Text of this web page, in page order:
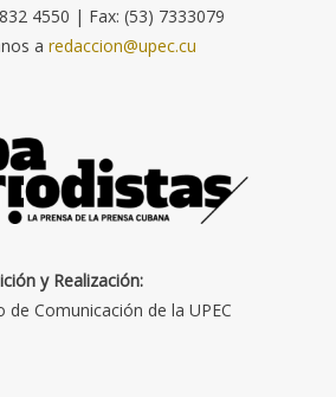
4550 | Fax: (53) 7333079
a redaccion@upec.cu
y Realización:
Comunicación de la UPEC